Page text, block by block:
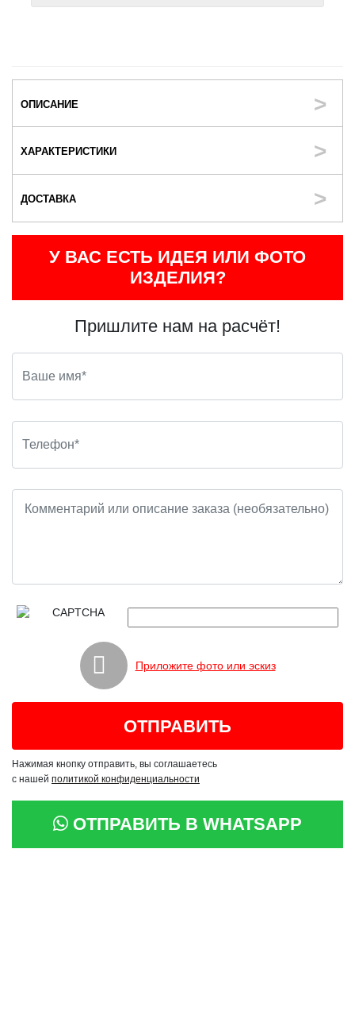
ОПИСАНИЕ
ХАРАКТЕРИСТИКИ
ДОСТАВКА
У ВАС ЕСТЬ ИДЕЯ ИЛИ ФОТО
ИЗДЕЛИЯ?
Пришлите нам на расчёт!
Приложите фото или эскиз
Нажимая кнопку отправить, вы соглашаетесь
с нашей политикой конфиденциальности
ОТПРАВИТЬ В WHATSAPP